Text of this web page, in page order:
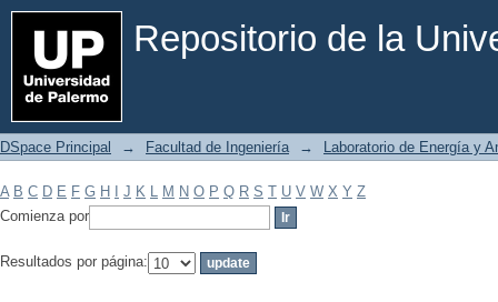
Repositorio de la
Filtrar por: Materia
DSpace Principal → Facultad de Ingeniería → Laboratorio de Energía y
A B C D E F G H J K L M N O P Q R S T U V W X Y Z
Comienza por
Resultados por página: